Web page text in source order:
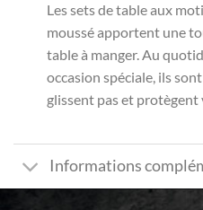
Les sets de table aux
moussé apportent une
table à manger. Au
occasion spéciale, ils
glissent pas et protègent
Informations